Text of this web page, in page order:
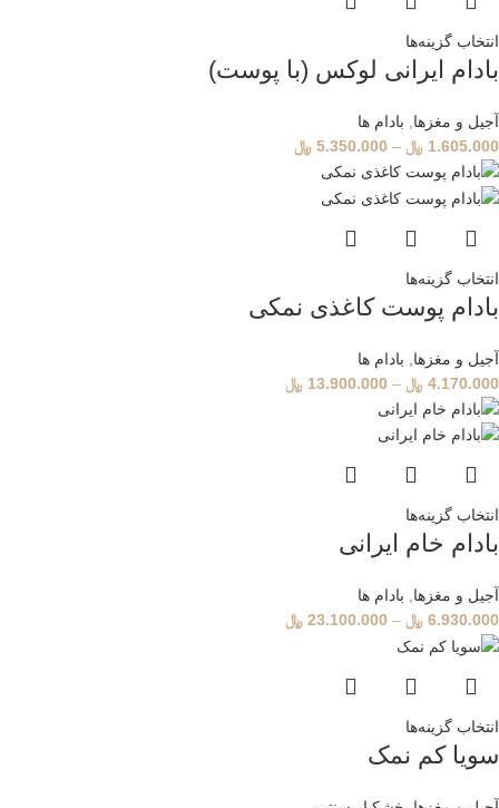
انتخاب گزینه‌ها
بادام ایرانی لوکس (با پوست)
آجیل و مغزها
بادام ها
1.605.000 ﷼ –
5.350.000 ﷼
انتخاب گزینه‌ها
بادام پوست کاغذی نمکی
آجیل و مغزها
بادام ها
4.170.000 ﷼ –
13.900.000 ﷼
انتخاب گزینه‌ها
بادام خام ایرانی
آجیل و مغزها, بادام ها
6.930.000 ﷼ –
23.100.000 ﷼
انتخاب گزینه‌ها
سویا کم نمک